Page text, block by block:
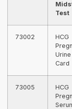
Test
73002
HCG
Card
73005
HCG